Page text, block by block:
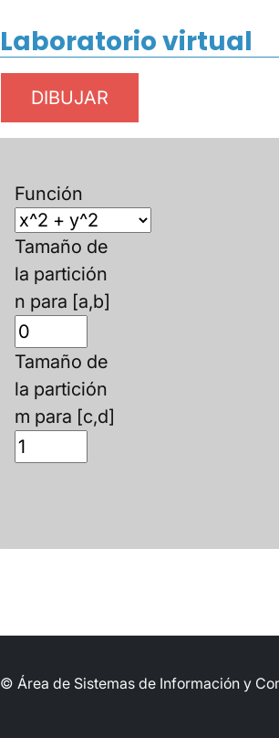
Laboratorio virtual
Función
Tamaño de
la partición
n para [a,b]
Tamaño de
la partición
m para [c,d]
© Área de Sistemas de Información y